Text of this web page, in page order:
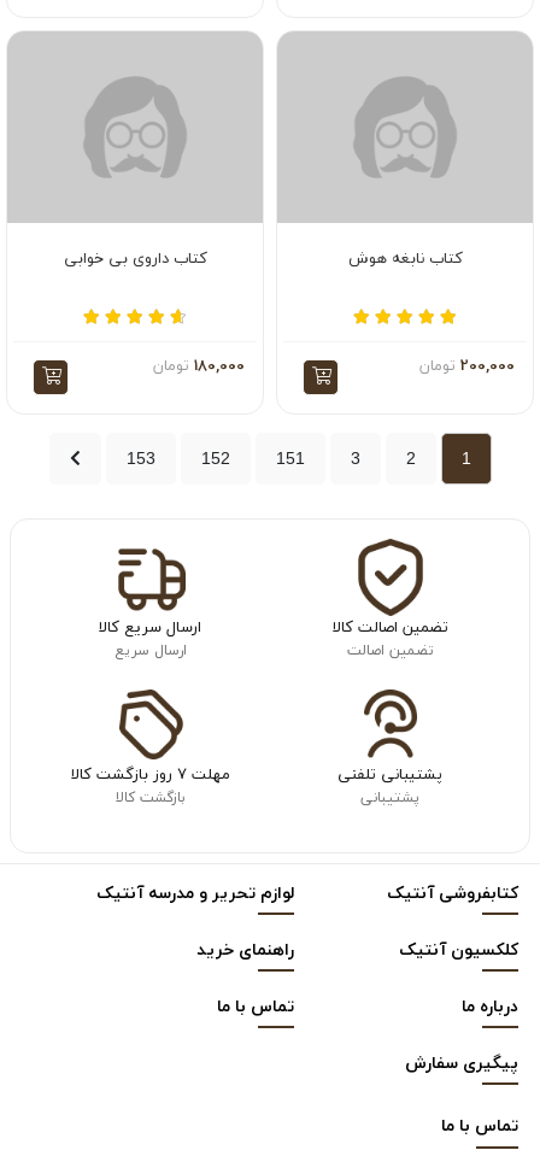
کتاب نابغه هوش
200,000 تومان
کتاب داروی بی خوابی
180,000 تومان
1
2
3
151
152
153
تضمین اصالت کالا
تضمین اصالت
ارسال سریع کالا
ارسال سریع
پشتیبانی تلفنی
پشتیبانی
مهلت ۷ روز بازگشت کالا
بازگشت کالا
کتابفروشی آنتیک
لوازم تحریر و مدرسه آنتیک
کلکسیون آنتیک
راهنمای خرید
درباره ما
تماس با ما
پیگیری سفارش
تماس با ما